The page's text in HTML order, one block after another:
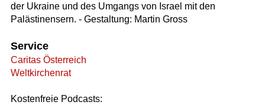
der Ukraine und des Umgangs von Israel mit den
Palästinensern. - Gestaltung: Martin Gross
Service
Caritas Österreich
Weltkirchenrat
Kostenfreie Podcasts: